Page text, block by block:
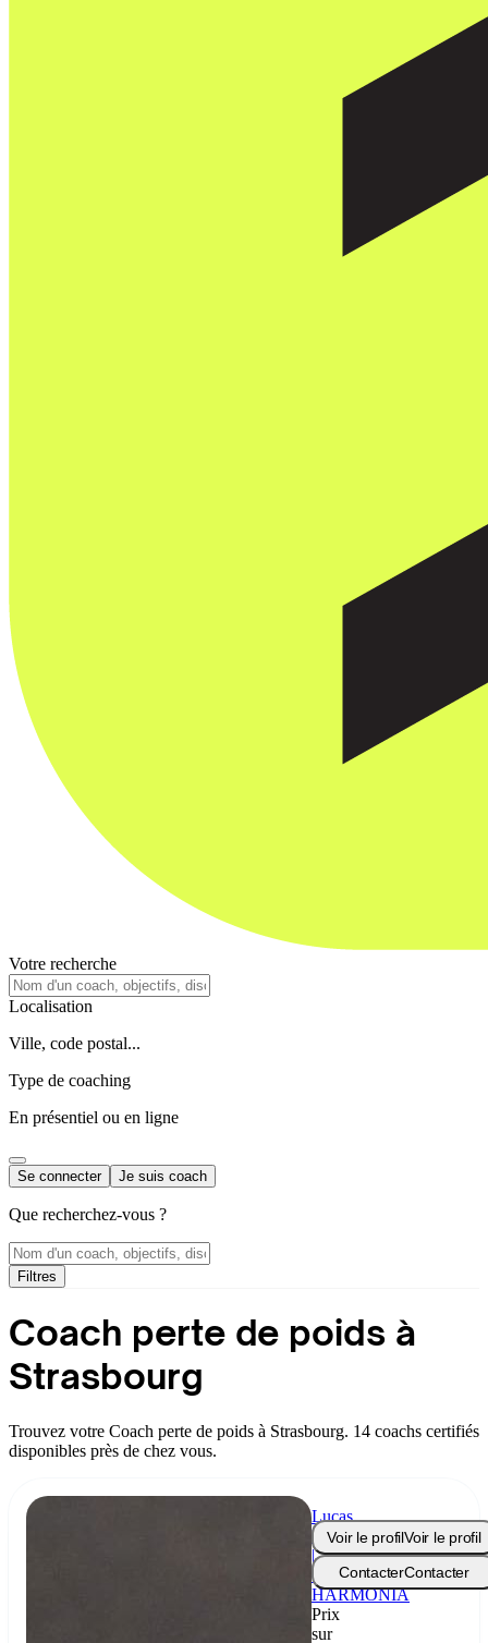
Votre recherche
Localisation
Ville, code postal...
Type de coaching
En présentiel ou en ligne
Se connecter Je suis coach
Que recherchez-vous ?
Filtres
Coach perte de poids à
Strasbourg
Trouvez votre Coach perte de poids à Strasbourg. 14 coachs certifiés
disponibles près de chez vous.
Lucas
Routin
|
Coach
HARMONIA
Prix
sur
Voir le profilVoir le profil
ContacterContacter